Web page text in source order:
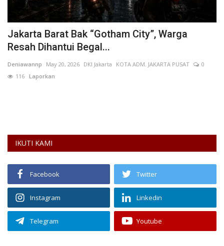
Jakarta Barat Bak “Gotham City”, Warga
Resah Dihantui Begal...
Deniawannp May 20, 2026 DKI Jakarta KOTA ADM. JAKARTA PUSAT
0
116 Laporkan
IKUTI KAMI
Facebook Twitter
Instagram Linkedin
Telegram Youtube